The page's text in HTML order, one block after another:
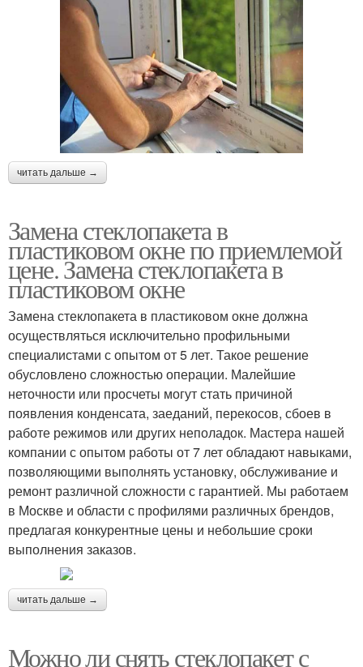
читать дальше →
Замена стеклопакета в
пластиковом окне по приемлемой
цене. Замена стеклопакета в
пластиковом окне
Замена стеклопакета в пластиковом окне должна
осуществляться исключительно профильными
специалистами с опытом от 5 лет. Такое решение
обусловлено сложностью операции. Малейшие
неточности или просчеты могут стать причиной
появления конденсата, заеданий, перекосов, сбоев в
работе режимов или других неполадок. Мастера нашей
компании с опытом работы от 7 лет обладают навыками,
позволяющими выполнять установку, обслуживание и
ремонт различной сложности с гарантией. Мы работаем
в Москве и области с профилями различных брендов,
предлагая конкурентные цены и небольшие сроки
выполнения заказов.
читать дальше →
Можно ли снять стеклопакет с